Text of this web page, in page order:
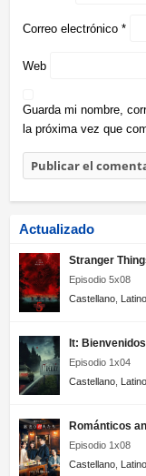
Correo electrónico *
Web
Guarda mi nombre,
la próxima vez que
Actualizado
Stranger
Episodio 5x08
Castellano
Latino
It:
Episodio 1x04
Castellano
Latino
Románticos
Episodio 1x08
Castellano
Latino